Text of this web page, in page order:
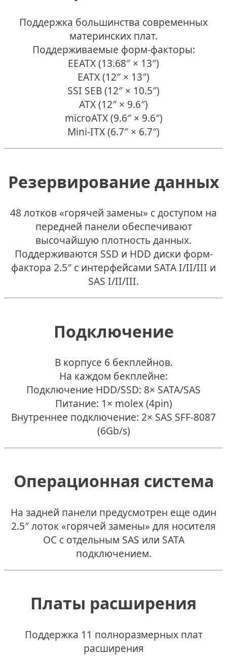
Поддержка большинства современных
материнских плат.
Поддерживаемые форм-факторы:
EEATX (13.68″ × 13″)
EATX (12″ × 13″)
SSI SEB (12″ × 10.5″)
ATX (12″ × 9.6″)
microATX (9.6″ × 9.6″)
Mini-ITX (6.7″ × 6.7″)
Резервирование данных
48 лотков «горячей замены» с доступом на
передней панели обеспечивают
высочайшую плотность данных.
Поддерживаются SSD и HDD диски форм-
фактора 2.5″ с интерфейсами SATA I/II/III и
SAS I/II/III.
Подключение
В корпусе 6 бекплейнов.
На каждом бекплейне:
Подключение HDD/SSD: 8× SATA/SAS
Питание: 1× molex (4pin)
Внутреннее подключение: 2× SAS SFF-8087
(6Gb/s)
Операционная система
На задней панели предусмотрен еще один
2.5″ лоток «горячей замены» для носителя
ОС с отдельным SAS или SATA
подключением.
Платы расширения
Поддержка 11 полноразмерных плат
расширения